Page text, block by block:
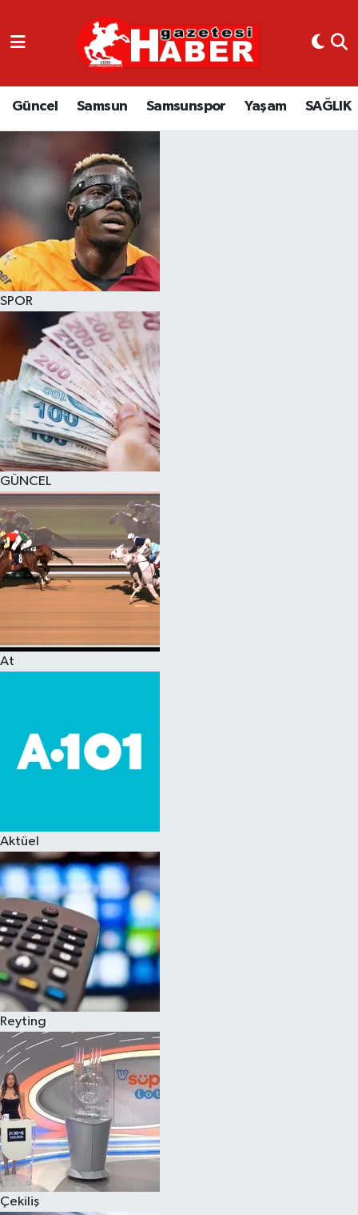
Güncel Samsun Samsunspor Yaşam SAĞLIK
SPOR
GÜNCEL
At
Aktüel
Reyting
Çekiliş
GÜNCEL
SAMSUN
EKONOMİ
YAŞAM